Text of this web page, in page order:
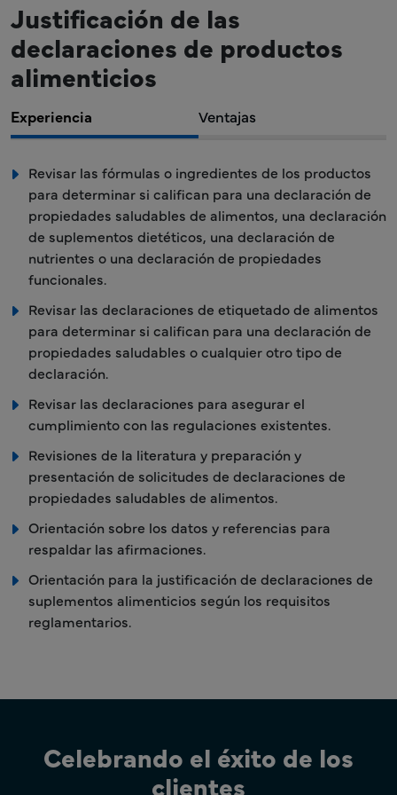
Justificación de las
declaraciones de productos
alimenticios
Experiencia Ventajas
Revisar las fórmulas o ingredientes de los productos
para determinar si califican para una declaración de
propiedades saludables de alimentos, una declaración
de suplementos dietéticos, una declaración de
nutrientes o una declaración de propiedades
funcionales.
Revisar las declaraciones de etiquetado de alimentos
para determinar si califican para una declaración de
propiedades saludables o cualquier otro tipo de
declaración.
Revisar las declaraciones para asegurar el
cumplimiento con las regulaciones existentes.
Revisiones de la literatura y preparación y
presentación de solicitudes de declaraciones de
propiedades saludables de alimentos.
Orientación sobre los datos y referencias para
respaldar las afirmaciones.
Orientación para la justificación de declaraciones de
suplementos alimenticios según los requisitos
reglamentarios.
Celebrando el éxito de los
clientes